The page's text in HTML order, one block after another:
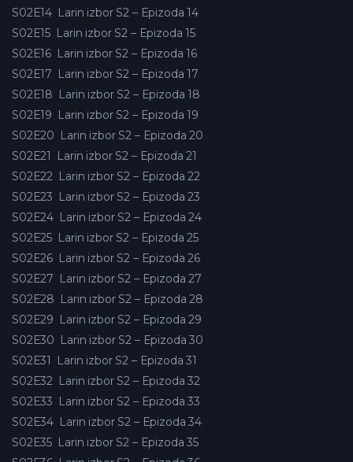
S02E14 Larin izbor S2 – Epizoda 14
S02E15 Larin izbor S2 – Epizoda 15
S02E16 Larin izbor S2 – Epizoda 16
S02E17 Larin izbor S2 – Epizoda 17
S02E18 Larin izbor S2 – Epizoda 18
S02E19 Larin izbor S2 – Epizoda 19
S02E20 Larin izbor S2 – Epizoda 20
S02E21
Larin izbor S2 – Epizoda 21
S02E22 Larin izbor S2 – Epizoda 22
S02E23 Larin izbor S2 – Epizoda 23
S02E24 Larin izbor S2 – Epizoda 24
S02E25 Larin izbor S2 – Epizoda 25
S02E26 Larin izbor S2 – Epizoda 26
S02E27 Larin izbor S2 – Epizoda 27
S02E28 Larin izbor S2 – Epizoda 28
S02E29 Larin izbor S2 – Epizoda 29
S02E30 Larin izbor S2 – Epizoda 30
S02E31
Larin izbor S2 – Epizoda 31
S02E32 Larin izbor S2 – Epizoda 32
S02E33 Larin izbor S2 – Epizoda 33
S02E34 Larin izbor S2 – Epizoda 34
S02E35 Larin izbor S2 – Epizoda 35